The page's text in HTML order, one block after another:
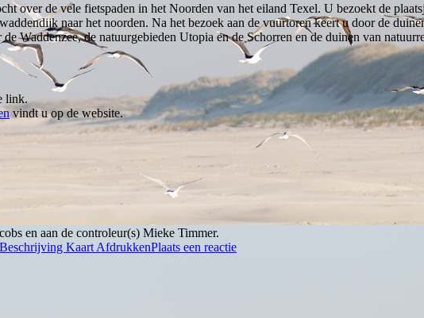
over de vele fietspaden in het Noorden van het eiland Texel. U bezoekt de
naar het noorden. Na het bezoek aan de vuurtoren keert u door de
Waddenzee, de natuurgebieden Utopia en de Schorren en de duinen van
link.
vindt u op de website.
en aan de controleur(s) Mieke Timmer.
Kaart AfdrukkenPlaats een reactie